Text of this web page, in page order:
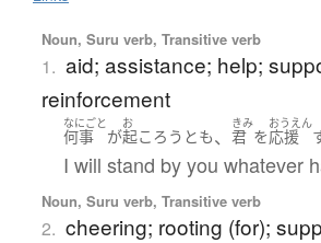
Noun, Suru verb, Transitive verb
1. aid; assistance; help;
reinforcement
なにごと
何事 が
お
起ころう とも、
きみ
君 を
おうえん
応援
I will stand by you whatever
Noun, Suru verb, Transitive verb
2. cheering; rooting (for);